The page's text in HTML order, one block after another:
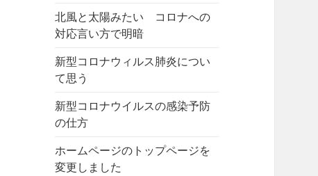
北風と太陽みたい コロナへの
対応言い方で明暗
新型コロナウィルス肺炎につい
て思う
新型コロナウイルスの感染予防
の仕方
ホームページのトップページを
変更しました